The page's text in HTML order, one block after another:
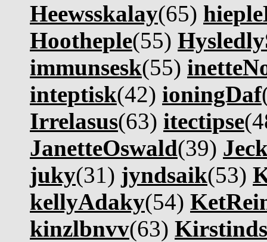
Heewsskalay(65)
Hootheple(55)
immunsesk(55)
inteptisk(42) ioningDaf
Irrelasus(63) itectipse
JanetteOswald(39)
juky(31) jyndsaik(53)
kellyAdaky(54)
kinzlbnvv(63)